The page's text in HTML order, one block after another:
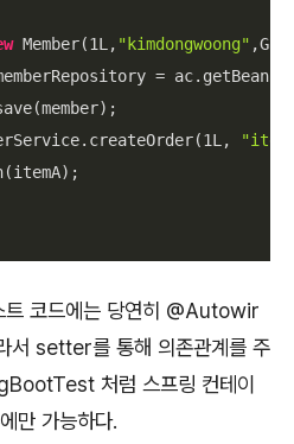
Member(1L , "kimdongwoong"
=
1L ,
코드에는 당연히 @Autowir
서 setter를 통해 의존관계를 주
처럼 스프링 컨테이
만 가능하다.